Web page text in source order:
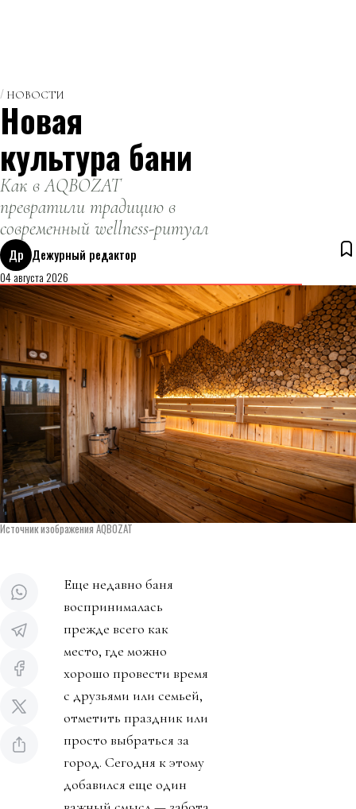
НОВОСТИ
Новая
культура бани
Как в AQBOZAT
превратили традицию в
современный wellness-ритуал
Др Дежурный редактор
04 августа 2026
Источник изображения AQBOZAT
Еще недавно баня
воспринималась
прежде всего как
место, где можно
хорошо провести время
с друзьями или семьей,
отметить праздник или
просто выбраться за
город. Сегодня к этому
добавился еще один